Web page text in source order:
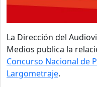
La Dirección del
Medios publica la
Concurso Nacional de
Largometraje.